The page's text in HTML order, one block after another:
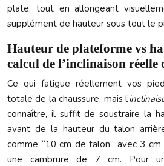
plate, tout en allongeant
supplément de hauteur sous tout le
Hauteur de plateforme vs
calcul de l’inclinaison réelle
Ce qui fatigue réellement vos
totale de la chaussure, mais l’
connaître, il suffit de soustraire la
avant de la hauteur du talon
comme “10 cm de talon” avec 3
une cambrure de 7 cm. Pour